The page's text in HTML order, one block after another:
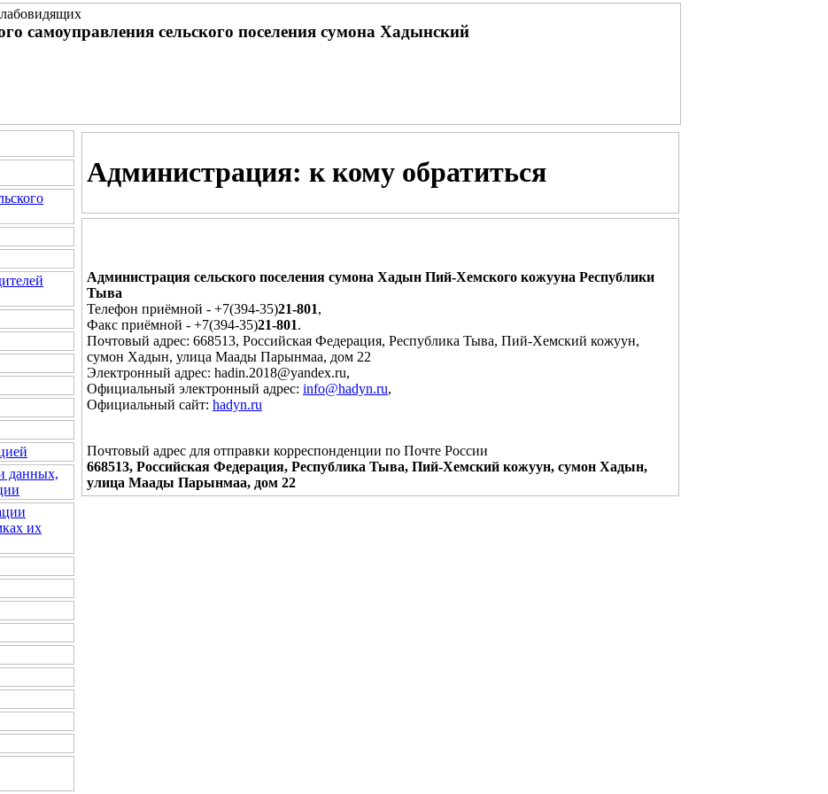
самоуправления сельского поселения сумона Хадынский
данных,
их
Администрация: к кому обратиться
Администрация сельского поселения сумона Хадын Пий-Хемского кожууна Республики
Тыва
Телефон приёмной - +7(394-35)21-801,
Факс приёмной - +7(394-35)21-801.
Почтовый адрес: 668513, Российская Федерация, Республика Тыва, Пий-Хемский кожуун,
сумон Хадын, улица Маады Парынмаа, дом 22
Электронный адрес: hadin.2018@yandex.ru,
Официальный электронный адрес: info@hadyn.ru,
Официальный сайт: hadyn.ru
Почтовый адрес для отправки корреспонденции по Почте России
668513, Российская Федерация, Республика Тыва, Пий-Хемский кожуун, сумон Хадын,
улица Маады Парынмаа, дом 22